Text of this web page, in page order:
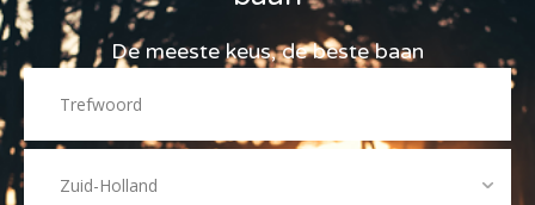
De meeste keus, de beste baan